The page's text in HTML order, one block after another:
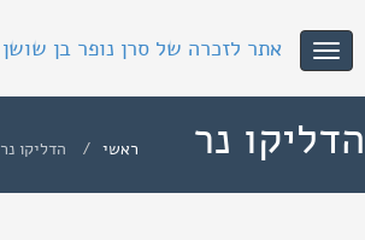
Toggle
navigation
אתר לזכרה של סרן נופר בן שושן
הדליקו נר ראשי הדליקו נר